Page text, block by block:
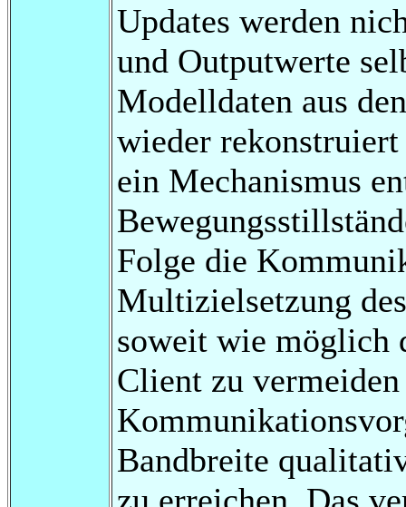
Updates werden
und Outputwerte
Modelldaten aus
wieder
ein Mechanismus
Folge die
Multizielsetzung
soweit wie möglich
Client zu
Bandbreite